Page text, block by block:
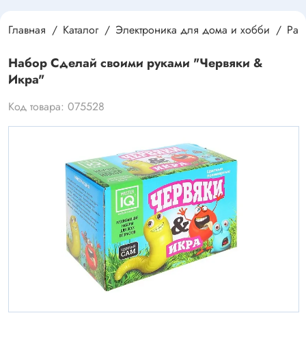
Главная Каталог Электроника для дома и хобби
Набор Сделай своими руками "Червяки &
Икра"
Код товара: 075528